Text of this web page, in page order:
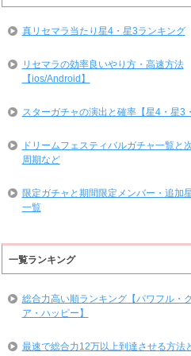
真リセマラ当たり星4・星3ランキング
リセマラの効率良いやり方・高速方法
【ios/Android】
スターガチャの演出と確率【星4・星3
ドリームフェスティバルガチャ一覧と
周期など
限定ガチャと期間限定メンバー・追加
一覧
一覧ランキング
総合力高い順ランキング【パワフル・
ア・ハッピー】
最速で総合力12万以上到達させる方法